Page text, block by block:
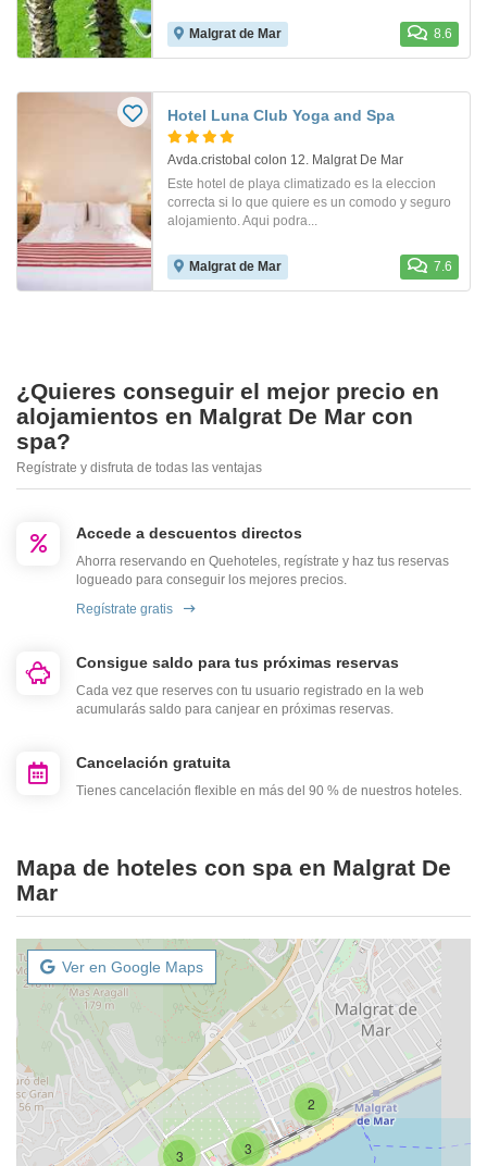
Malgrat de Mar 8.6
Hotel Luna Club Yoga and Spa
Avda.cristobal colon 12. Malgrat De Mar
Este hotel de playa climatizado es la eleccion
correcta si lo que quiere es un comodo y seguro
alojamiento. Aqui podra...
Malgrat de Mar 7.6
¿Quieres conseguir el mejor precio en
alojamientos en Malgrat De Mar con
spa?
Regístrate y disfruta de todas las ventajas
Accede a descuentos directos
Ahorra reservando en Quehoteles, regístrate y haz tus reservas
logueado para conseguir los mejores precios.
Regístrate gratis
Consigue saldo para tus próximas reservas
Cada vez que reserves con tu usuario registrado en la web
acumularás saldo para canjear en próximas reservas.
Cancelación gratuita
Tienes cancelación flexible en más del 90 % de nuestros hoteles.
Mapa de hoteles con spa en Malgrat De
Mar
Ver en Google Maps
2
3
3